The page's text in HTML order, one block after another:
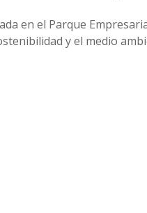
en el Parque
y el medio